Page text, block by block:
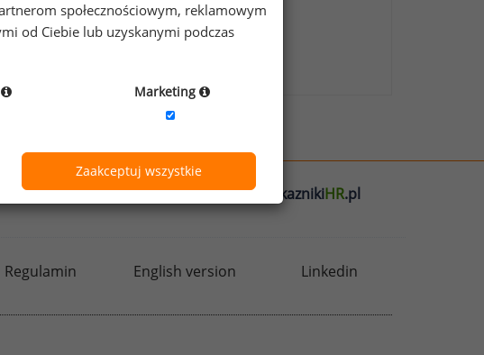
Ogólnopolskim Badaniu Wynagrodzeń
badaniaHR.pl wskaznikiHR.pl
Regulamin English version Linkedin
społecznościowym, reklamowym
od Ciebie lub uzyskanymi podczas
Marketing
Zaakceptuj wszystkie